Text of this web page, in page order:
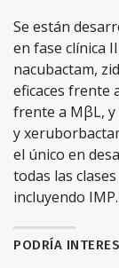
Se están
en fase clínica
nacubactam,
eficaces frente
frente a MβL, y
y
el único en
todas las
incluyendo IMP.
PODRÍA